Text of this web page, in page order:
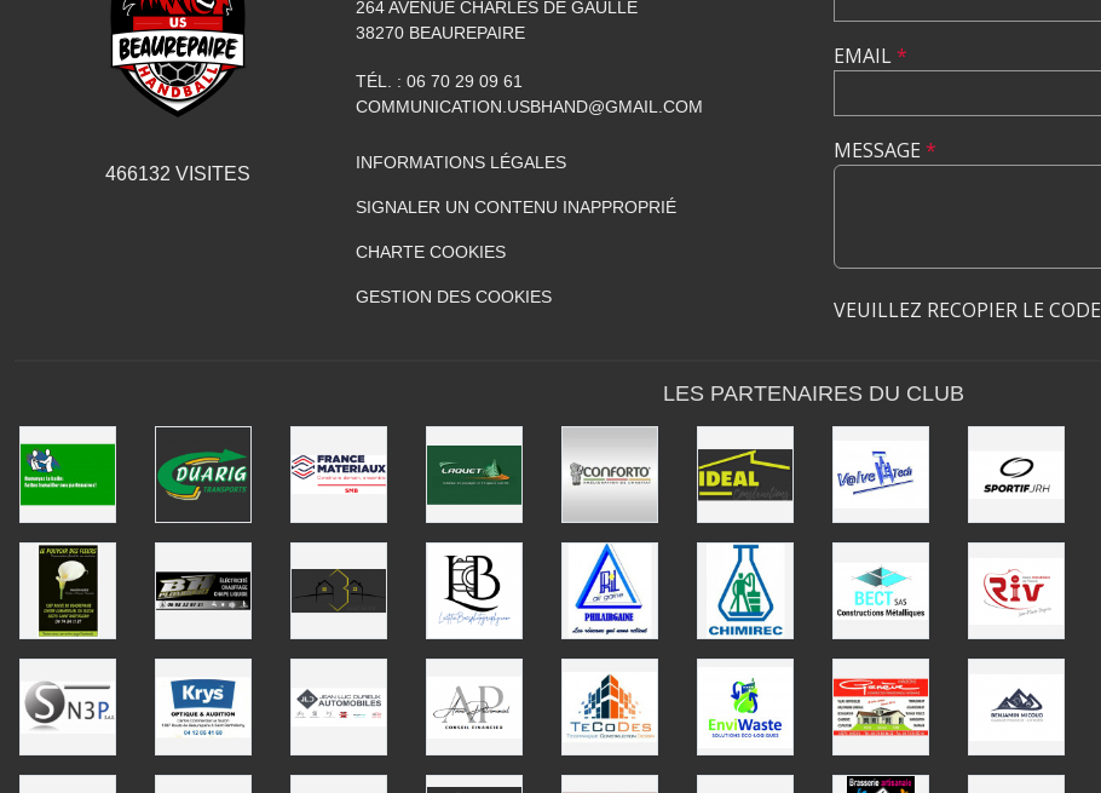
466132 VISITES
264 AVENUE CHARLES DE GAULLE
38270 BEAUREPAIRE
TÉL. : 06 70 29 09 61
COMMUNICATION.USBHAND@GMAIL.COM
INFORMATIONS LÉGALES
SIGNALER UN CONTENU INAPPROPRIÉ
CHARTE COOKIES
GESTION DES COOKIES
EMAIL*
MESSAGE *
VEUILLEZ RECOPIER LE CODE
LES PARTENAIRES DU CLUB